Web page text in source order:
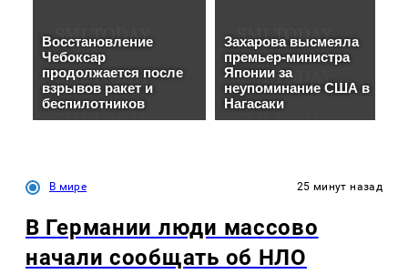
В мире 25 минут назад
В Германии люди массово
начали сообщать об НЛО